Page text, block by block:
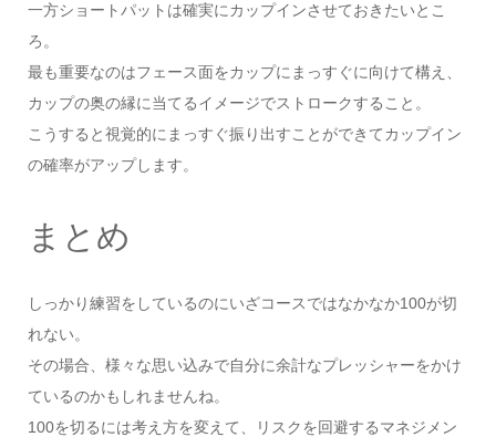
一方ショートパットは確実にカップインさせておきたいとこ
ろ。
最も重要なのはフェース面をカップにまっすぐに向けて構え、
カップの奥の縁に当てるイメージでストロークすること。
こうすると視覚的にまっすぐ振り出すことができてカップイン
の確率がアップします。
まとめ
しっかり練習をしているのにいざコースではなかなか100が切
れない。
その場合、様々な思い込みで自分に余計なプレッシャーをかけ
ているのかもしれませんね。
100を切るには考え方を変えて、リスクを回避するマネジメン